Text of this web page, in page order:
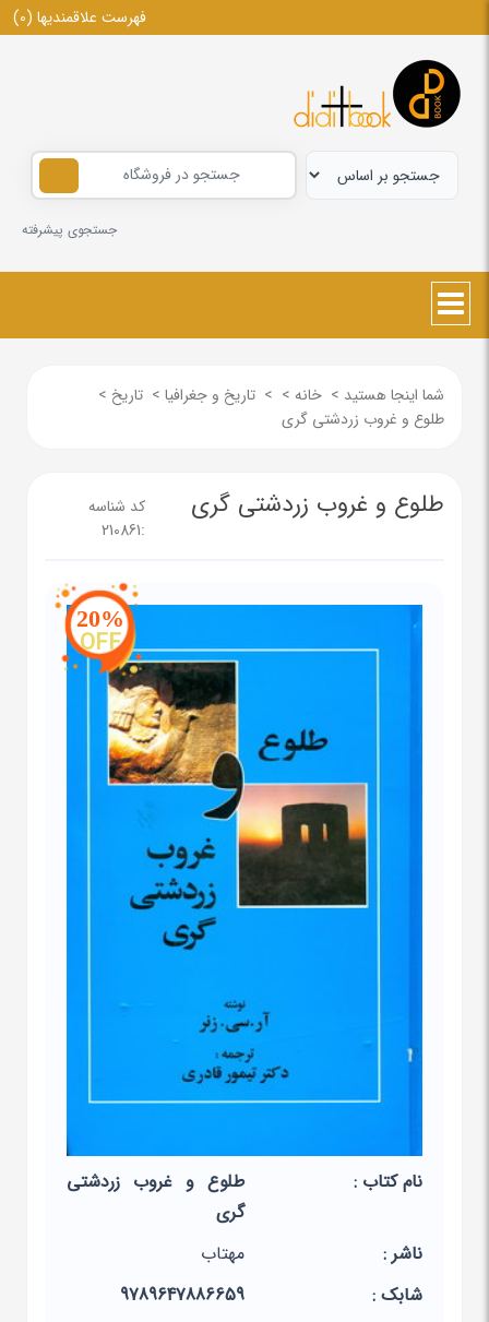
فهرست علاقمندیها (0)
جستجوی پیشرفته
شما اینجا هستید > خانه >
> تاریخ و جغرافیا > تاریخ >
طلوع و غروب زردشتی گری
طلوع و غروب زردشتی گری
کد شناسه
:
210861
20%
OFF
نام کتاب :
طلوع و غروب زردشتی
گری
ناشر :
مهتاب
شابک :
9789647886659